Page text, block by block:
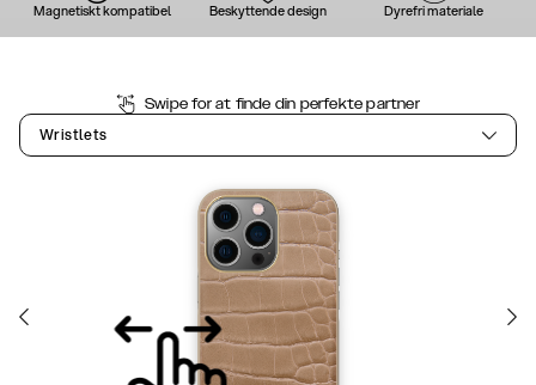
Magnetiskt kompatibel Beskyttende design Dyrefri materiale
Swipe for at finde din perfekte partner
Wristlets